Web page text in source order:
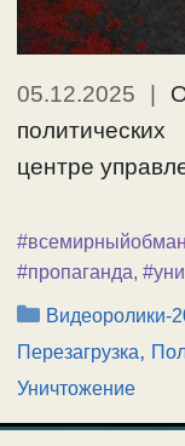
05.12.2025
центре
#всемирныйобман
#пропаганда,
Рубрики
Видеоролики-
Перезагрузка,
Уничтожение